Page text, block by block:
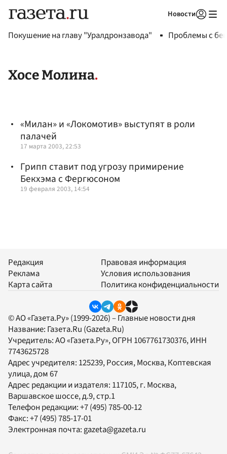
Новости
Покушение на главу "Уралдронзавода" Проблемы с
Хосе Молина
«Милан» и «Локомотив» выступят в роли
палачей
17 марта 2003, 22:53
Грипп ставит под угрозу примирение
Бекхэма с Фергюсоном
19 февраля 2003, 14:54
Редакция
Реклама
Карта сайта
Правовая информация
Условия использования
Политика конфиденциальности
© АО «Газета.Ру» (1999-2026) – Главные новости дня
Название: Газета.Ru (Gazeta.Ru)
Учредитель:АО «Газета.Ру», ОГРН 1067761730376, ИНН
7743625728
Адрес учредителя: 125239, Россия, Москва, Коптевская
улица, дом 67
Адрес редакции и издателя: 117105, г. Москва,
Варшавское шоссе, д.9, стр.1
Телефон редакции:+7 (495) 785-00-12
Факс:+7 (495) 785-17-01
Электронная почта:gazeta@gazeta.ru